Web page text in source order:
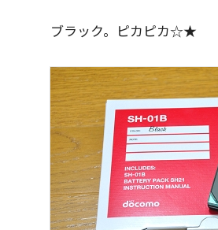
ブラック。ピカピカ☆★